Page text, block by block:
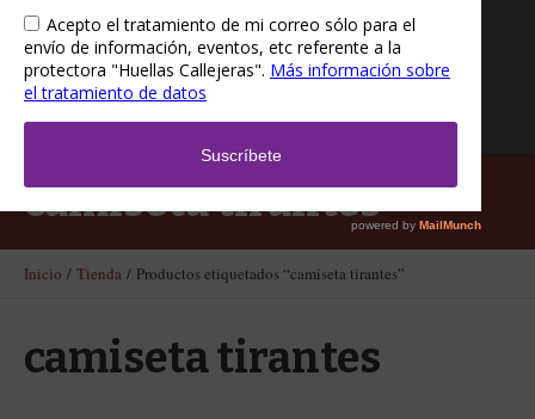
camiseta tirantes
Inicio / Tienda / Productos etiquetados “camiseta tirantes”
camiseta tirantes